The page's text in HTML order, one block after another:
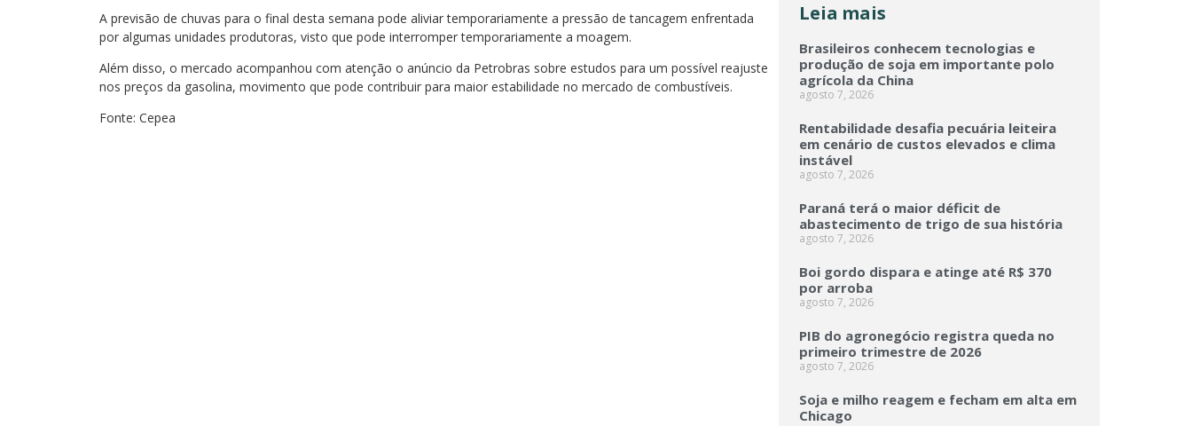
A previsão de chuvas para o final desta semana pode aliviar temporariamente a pressão de tancagem enfrentada
por algumas unidades produtoras, visto que pode interromper temporariamente a moagem.
Além disso, o mercado acompanhou com atenção o anúncio da Petrobras sobre estudos para um possível reajuste
nos preços da gasolina, movimento que pode contribuir para maior estabilidade no mercado de combustíveis.
Fonte: Cepea
Leia mais
Brasileiros conhecem tecnologias e
produção de soja em importante polo
agrícola da China
agosto 7, 2026
Rentabilidade desafia pecuária leiteira
em cenário de custos elevados e clima
instável
agosto 7, 2026
Paraná terá o maior déficit de
abastecimento de trigo de sua história
agosto 7, 2026
Boi gordo dispara e atinge até R$ 370
por arroba
agosto 7, 2026
PIB do agronegócio registra queda no
primeiro trimestre de 2026
agosto 7, 2026
Soja e milho reagem e fecham em alta em
Chicago